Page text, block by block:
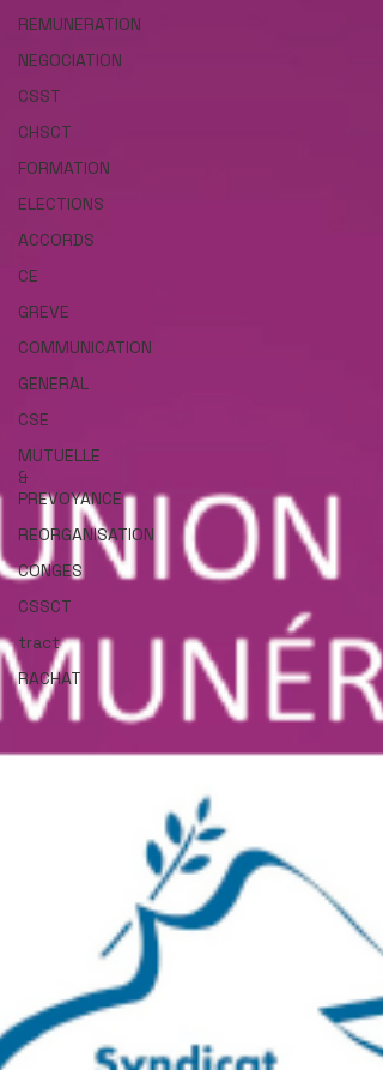
REMUNERATION
NEGOCIATION
CSST
CHSCT
FORMATION
ELECTIONS
ACCORDS
CE
GREVE
COMMUNICATION
GENERAL
CSE
MUTUELLE
&
PREVOYANCE
REORGANISATION
CONGES
CSSCT
tract
RACHAT